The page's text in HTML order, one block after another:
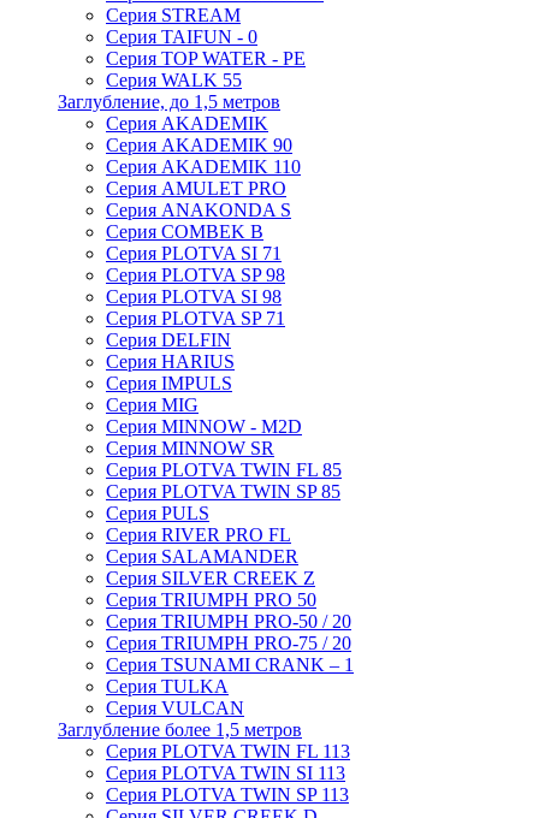
Серия STREAM
Серия TAIFUN - 0
Серия TOP WATER - PE
Серия WALK 55
Заглубление, до 1,5 метров
Серия AKADEMIK
Серия AKADEMIK 90
Серия AKADEMIK 110
Серия AMULET PRO
Серия ANAKONDA S
Серия COMBEK B
Серия PLOTVA SI 71
Серия PLOTVA SP 98
Серия PLOTVA SI 98
Серия PLOTVA SP 71
Серия DELFIN
Серия HARIUS
Серия IMPULS
Серия MIG
Серия MINNOW - M2D
Серия MINNOW SR
Серия PLOTVA TWIN FL 85
Серия PLOTVA TWIN SP 85
Серия PULS
Серия RIVER PRO FL
Серия SALAMANDER
Серия SILVER CREEK Z
Серия TRIUMPH PRO 50
Серия TRIUMPH PRO-50 / 20
Серия TRIUMPH PRO-75 / 20
Серия TSUNAMI CRANK – 1
Серия TULKA
Серия VULCAN
Заглубление более 1,5 метров
Серия PLOTVA TWIN FL 113
Серия PLOTVA TWIN SI 113
Серия PLOTVA TWIN SP 113